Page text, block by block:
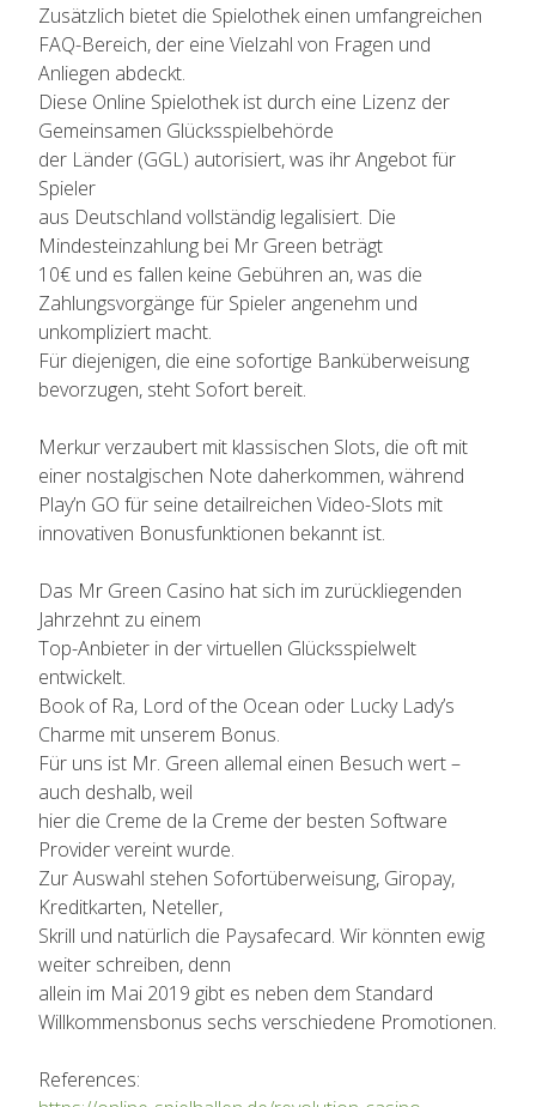
Zusätzlich bietet die Spielothek einen umfangreichen
FAQ-Bereich, der eine Vielzahl von Fragen und
Anliegen abdeckt.
Diese Online Spielothek ist durch eine Lizenz der
Gemeinsamen Glücksspielbehörde
der Länder (GGL) autorisiert, was ihr Angebot für
Spieler
aus Deutschland vollständig legalisiert. Die
Mindesteinzahlung bei Mr Green beträgt
10€ und es fallen keine Gebühren an, was die
Zahlungsvorgänge für Spieler angenehm und
unkompliziert macht.
Für diejenigen, die eine sofortige Banküberweisung
bevorzugen, steht Sofort bereit.
Merkur verzaubert mit klassischen Slots, die oft mit
einer nostalgischen Note daherkommen, während
Play’n GO für seine detailreichen Video-Slots mit
innovativen Bonusfunktionen bekannt ist.
Das Mr Green Casino hat sich im zurückliegenden
Jahrzehnt zu einem
Top-Anbieter in der virtuellen Glücksspielwelt
entwickelt.
Book of Ra, Lord of the Ocean oder Lucky Lady’s
Charme mit unserem Bonus.
Für uns ist Mr. Green allemal einen Besuch wert –
auch deshalb, weil
hier die Creme de la Creme der besten Software
Provider vereint wurde.
Zur Auswahl stehen Sofortüberweisung, Giropay,
Kreditkarten, Neteller,
Skrill und natürlich die Paysafecard. Wir könnten ewig
weiter schreiben, denn
allein im Mai 2019 gibt es neben dem Standard
Willkommensbonus sechs verschiedene Promotionen.
References: